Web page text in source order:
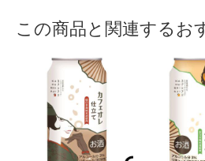
この商品と関連するお